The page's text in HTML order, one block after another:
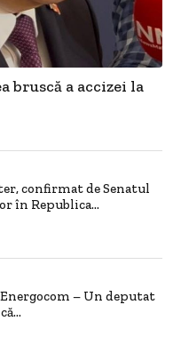
bruscă a accizei la
confirmat de Senatul
în Republica...
– Un deputat